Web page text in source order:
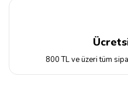
800 TL ve üzeri tüm